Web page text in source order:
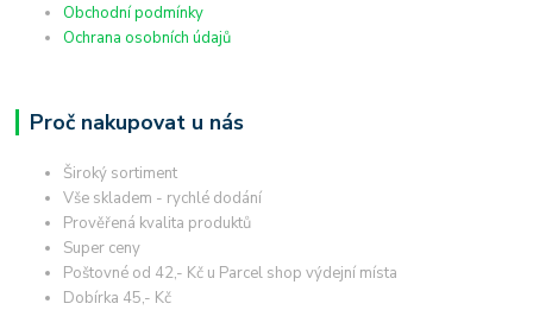
Obchodní podmínky
Ochrana osobních údajů
Proč nakupovat u nás
Široký sortiment
Vše skladem - rychlé dodání
Prověřená kvalita produktů
Super ceny
Poštovné od 42,- Kč u Parcel shop výdejní místa
Dobírka 45,- Kč